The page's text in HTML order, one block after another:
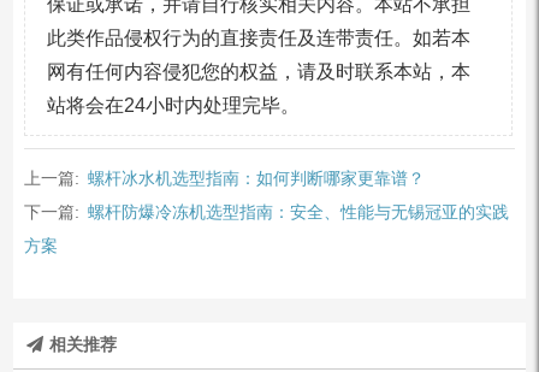
此类作品侵权行为的直接责任及连带责任。如若本
网有任何内容侵犯您的权益，请及时联系本站，本
站将会在24小时内处理完毕。
上一篇: 螺杆冰水机选型指南：如何判断哪家更靠谱？
下一篇: 螺杆防爆冷冻机选型指南：安全、性能与无锡冠亚的实践
方案
相关推荐